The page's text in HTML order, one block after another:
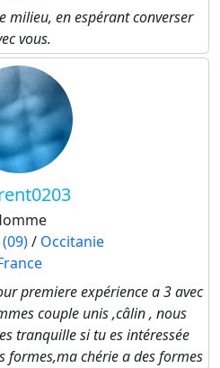
milieu, en espérant converser
vous.
/ Occitanie
premiere expérience a 3 avec
couple unis ,câlin , nous
tranquille si tu es intéressée
formes,ma chérie a des formes